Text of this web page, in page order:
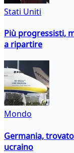
Stati Uniti
Più progressisti,
a ripartire
Mondo
Germania,
ucraino